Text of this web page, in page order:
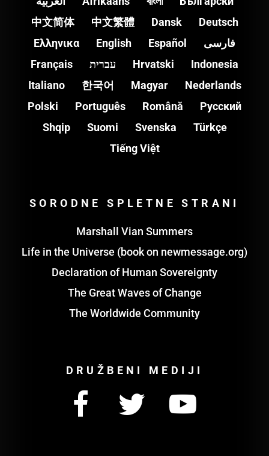
中文简体
中文繁體 Dansk
Deutsch
Ελληνικα
English Español
فارسی
Français
עברית Hrvatski
Indonesia
Italiano
한국어 Magyar
Nederlands
Polski
Português Română
Pусский
Shqip
Suomi Svenska
Türkçe
Tiếng Việt
SORODNE SPLETNE STRANI
Marshall Vian Summers
Life in the Universe (book on newmessage.org)
Declaration of Human Sovereignty
The Great Waves of Change
The Worldwide Community
DRUŽBENI MEDIJI